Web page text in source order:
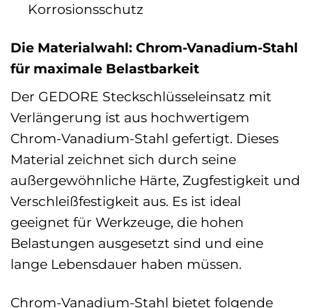
Korrosionsschutz
Die Materialwahl: Chrom-Vanadium-Stahl
für maximale Belastbarkeit
Der GEDORE Steckschlüsseleinsatz mit
Verlängerung ist aus hochwertigem
Chrom-Vanadium-Stahl gefertigt. Dieses
Material zeichnet sich durch seine
außergewöhnliche Härte, Zugfestigkeit und
Verschleißfestigkeit aus. Es ist ideal
geeignet für Werkzeuge, die hohen
Belastungen ausgesetzt sind und eine
lange Lebensdauer haben müssen.
Chrom-Vanadium-Stahl bietet folgende